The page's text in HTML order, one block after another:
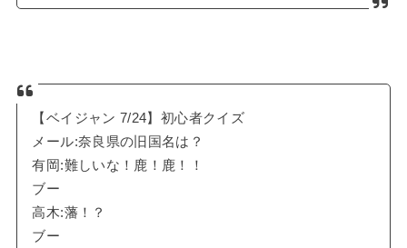
【ベイジャン 7/24】初心者クイズ
メール:奈良県の旧国名は？
有岡:難しいな！鹿！鹿！！
ブー
高木:藩！？
ブー